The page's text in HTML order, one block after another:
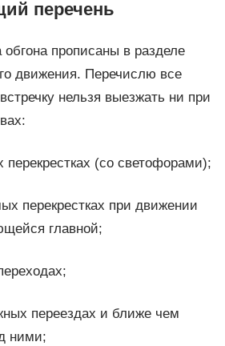
перечень
обгона прописаны в разделе
движения. Перечислю все
нельзя выезжать ни при
(со светофорами);
перекрестках при движении
главной;
переездах и ближе чем
ними;